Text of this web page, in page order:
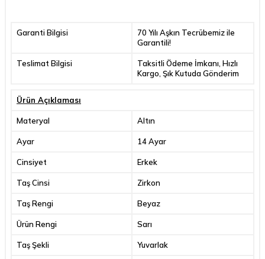
Garanti Bilgisi
70 Yılı Aşkın Tecrübemiz ile
Garantili!
Teslimat Bilgisi
Taksitli Ödeme İmkanı, Hızlı
Kargo, Şık Kutuda Gönderim
Ürün Açıklaması
Materyal Altın
Ayar 14 Ayar
Cinsiyet Erkek
Taş Cinsi Zirkon
Taş Rengi Beyaz
Ürün Rengi Sarı
Taş Şekli Yuvarlak